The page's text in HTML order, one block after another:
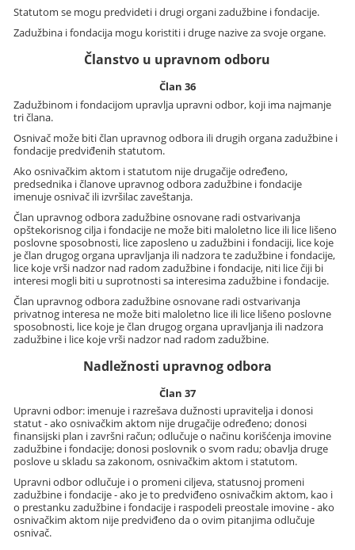
Statutom se mogu predvideti i drugi organi zadužbine i fondacije.
Zadužbina i fondacija mogu koristiti i druge nazive za svoje organe.
Članstvo u upravnom odboru
Član 36
Zadužbinom i fondacijom upravlja upravni odbor, koji ima najmanje
tri člana.
Osnivač može biti član upravnog odbora ili drugih organa zadužbine i
fondacije predviđenih statutom.
Ako osnivačkim aktom i statutom nije drugačije određeno,
predsednika i članove upravnog odbora zadužbine i fondacije
imenuje osnivač ili izvršilac zaveštanja.
Član upravnog odbora zadužbine osnovane radi ostvarivanja
opštekorisnog cilja i fondacije ne može biti maloletno lice ili lice lišeno
poslovne sposobnosti, lice zaposleno u zadužbini i fondaciji, lice koje
je član drugog organa upravljanja ili nadzora te zadužbine i fondacije,
lice koje vrši nadzor nad radom zadužbine i fondacije, niti lice čiji bi
interesi mogli biti u suprotnosti sa interesima zadužbine i fondacije.
Član upravnog odbora zadužbine osnovane radi ostvarivanja
privatnog interesa ne može biti maloletno lice ili lice lišeno poslovne
sposobnosti, lice koje je član drugog organa upravljanja ili nadzora
zadužbine i lice koje vrši nadzor nad radom zadužbine.
Nadležnosti upravnog odbora
Član 37
Upravni odbor: imenuje i razrešava dužnosti upravitelja i donosi
statut - ako osnivačkim aktom nije drugačije određeno; donosi
finansijski plan i završni račun; odlučuje o načinu korišćenja imovine
zadužbine i fondacije; donosi poslovnik o svom radu; obavlja druge
poslove u skladu sa zakonom, osnivačkim aktom i statutom.
Upravni odbor odlučuje i o promeni ciljeva, statusnoj promeni
zadužbine i fondacije - ako je to predviđeno osnivačkim aktom, kao i
o prestanku zadužbine i fondacije i raspodeli preostale imovine - ako
osnivačkim aktom nije predviđeno da o ovim pitanjima odlučuje
osnivač.